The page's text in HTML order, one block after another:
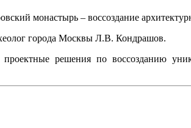
монастырь – воссоздание
города Москвы Л.В. Кондрашов.
решения по воссозданию